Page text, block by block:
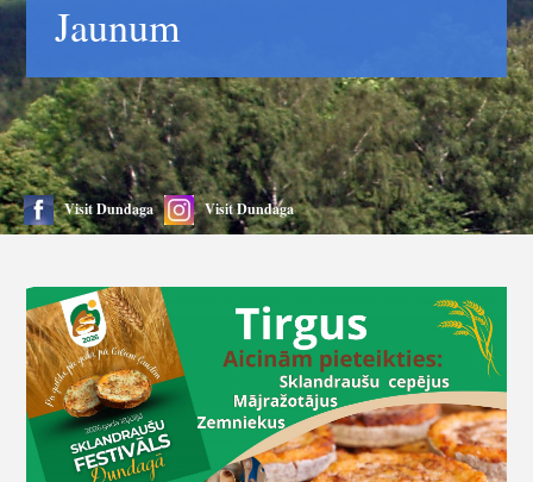
Jaunum
Visit Dundaga Visit Dundaga